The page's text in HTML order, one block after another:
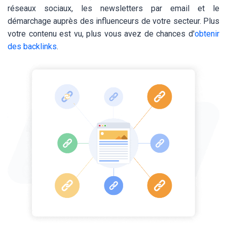
réseaux sociaux, les newsletters par email et le
démarchage auprès des influenceurs de votre secteur. Plus
votre contenu est vu, plus vous avez de chances d'obtenir
des backlinks.